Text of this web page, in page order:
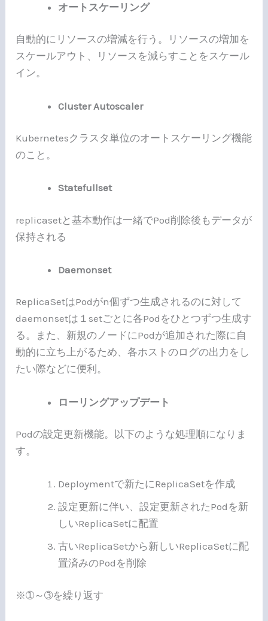
オートスケーリング
自動的にリソースの増減を行う。リソースの増加を
スケールアウト、リソースを減らすことをスケール
イン。
Cluster Autoscaler
Kubernetesクラスタ単位のオートスケーリング機能
のこと。
Statefullset
replicasetと基本動作は一緒でPod削除後もデータが
保持される
Daemonset
ReplicaSetはPodがn個ずつ生成されるのに対して
daemonsetは１setごとに各Podをひとつずつ生成す
る。また、新規のノードにPodが追加された際に自
動的に立ち上がるため、各ホストのログの出力をし
たい際などに便利。
ローリングアップデート
Podの設定更新機能。以下のような処理順になりま
す。
Deploymentで新たにReplicaSetを作成
設定更新に伴い、設定更新されたPodを新
しいReplicaSetに配置
古いReplicaSetから新しいReplicaSetに配
置済みのPodを削除
※➀～➂を繰り返す